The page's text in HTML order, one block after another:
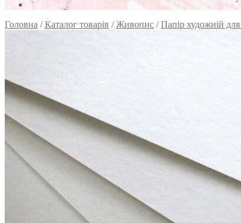
Головна /Каталог товарів /Живопис /Папір художній